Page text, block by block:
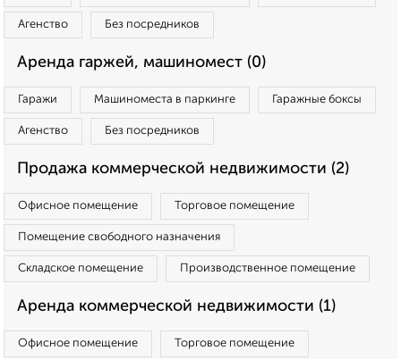
Агенство Без посредников
Аренда гаржей, машиномест (0)
Гаражи Машиноместа в паркинге Гаражные боксы
Агенство Без посредников
Продажа коммерческой недвижимости (2)
Офисное помещение Торговое помещение
Помещение свободного назначения
Складское помещение Производственное помещение
Аренда коммерческой недвижимости (1)
Офисное помещение Торговое помещение